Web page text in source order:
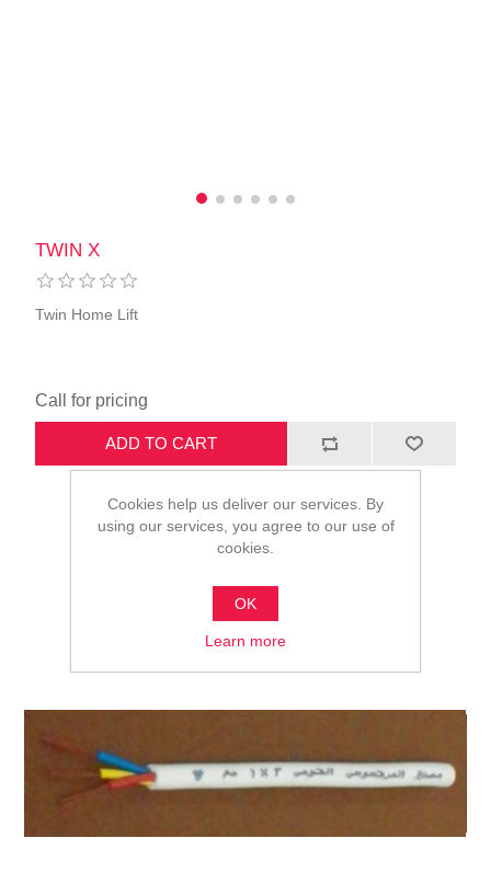
TWIN X
Twin Home Lift
Call for pricing
ADD TO CART
Cookies help us deliver our services. By
using our services, you agree to our use of
cookies.
OK
Learn more